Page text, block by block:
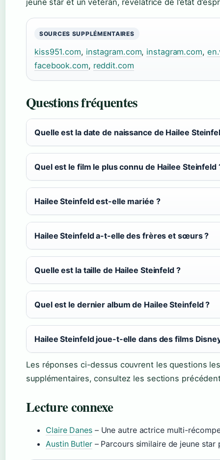
SOURCES SUPPLÉMENTAIRES
kiss951.com, instagram.com, instagram.com,
facebook.com, reddit.com
Questions fréquentes
Quelle est la date de naissance de Hailee
Quel est le film le plus connu de Hailee Steinfeld
Hailee Steinfeld est-elle mariée ?
Hailee Steinfeld a-t-elle des frères et sœurs ?
Quelle est la taille de Hailee Steinfeld ?
Quel est le dernier album de Hailee Steinfeld ?
Hailee Steinfeld joue-t-elle dans des films
Les réponses ci-dessus couvrent les questions
supplémentaires, consultez les sections
Lecture connexe
Claire Danes– Une autre actrice multi-
Austin Butler– Parcours similaire de jeune star